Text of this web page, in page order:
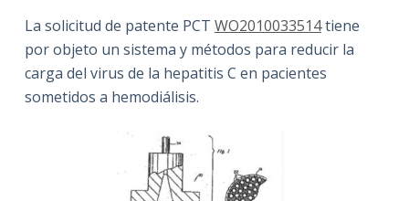
La solicitud de patente PCT WO2010033514tiene
por objeto un sistema y métodos para reducir la
carga del virus de la hepatitis C en pacientes
sometidos a hemodiálisis.